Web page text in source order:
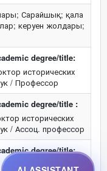
Сарайшық; қала
керуен жолдары;
degree/title:
исторических
/ Профессор
degree/title :
исторических
/ Ассоц. профессор
degree/title: